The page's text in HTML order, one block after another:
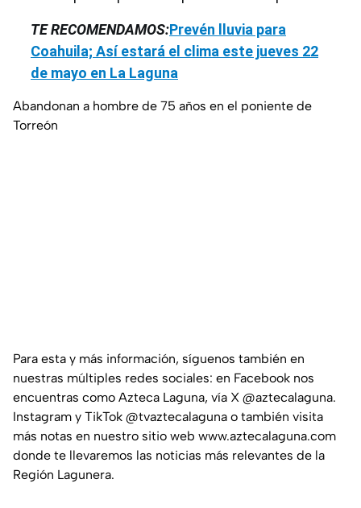
TE RECOMENDAMOS:Prevén lluvia para
Coahuila; Así estará el clima este jueves 22
de mayo en La Laguna
Abandonan a hombre de 75 años en el poniente de
Torreón
Para esta y más información, síguenos también en
nuestras múltiples redes sociales: en Facebook nos
encuentras como Azteca Laguna, vía X @aztecalaguna.
Instagram y TikTok @tvaztecalaguna o también visita
más notas en nuestro sitio web www.aztecalaguna.com
donde te llevaremos las noticias más relevantes de la
Región Lagunera.